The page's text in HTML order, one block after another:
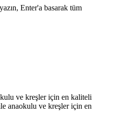
Enter'a basarak tüm
ve kreşler için en kaliteli
anaokulu ve kreşler için en